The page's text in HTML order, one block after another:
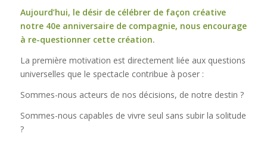
Aujourd’hui, le désir de célébrer de façon créative
notre 40e anniversaire de compagnie, nous encourage
à re-questionner cette création.
La première motivation est directement liée aux questions
universelles que le spectacle contribue à poser :
Sommes-nous acteurs de nos décisions, de notre destin ?
Sommes-nous capables de vivre seul sans subir la solitude
?